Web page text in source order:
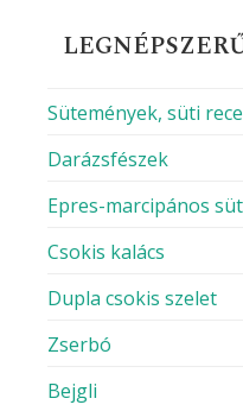
Sütemények, süti
Darázsfészek
Epres-marcipános
Csokis kalács
Dupla csokis szelet
Zserbó
Bejgli